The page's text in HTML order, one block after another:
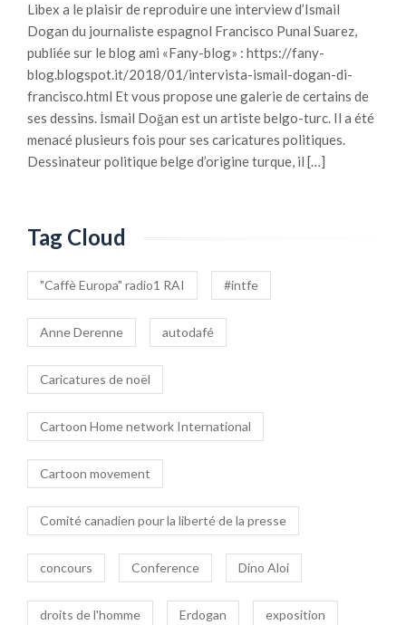
Libex a le plaisir de reproduire une interview d’Ismail
Dogan du journaliste espagnol Francisco Punal Suarez,
publiée sur le blog ami «Fany-blog» : https://fany-
blog.blogspot.it/2018/01/intervista-ismail-dogan-di-
francisco.html Et vous propose une galerie de certains de
ses dessins. İsmail Doğan est un artiste belgo-turc. Il a été
menacé plusieurs fois pour ses caricatures politiques.
Dessinateur politique belge d’origine turque, il […]
Tag Cloud
"Caffè Europa" radio1 RAI #intfe
Anne Derenne autodafé
Caricatures de noël
Cartoon Home network International
Cartoon movement
Comité canadien pour la liberté de la presse
concours Conference Dino Aloi
droits de l'homme Erdogan exposition